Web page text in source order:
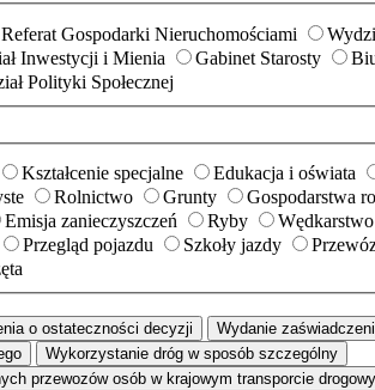
Referat Gospodarki Nieruchomościami
Inwestycji i Mienia Gabinet Starosty
Polityki Społecznej
Kształcenie specjalne Edukacja i oświata
Rolnictwo Grunty Gospodarstwa
Emisja zanieczyszczeń Ryby Wędkarstwo
Przegląd pojazdu Szkoły jazdy
o ostateczności decyzji
Wydanie
Wykorzystanie dróg w sposób szczególny
przewozów osób w krajowym transporcie